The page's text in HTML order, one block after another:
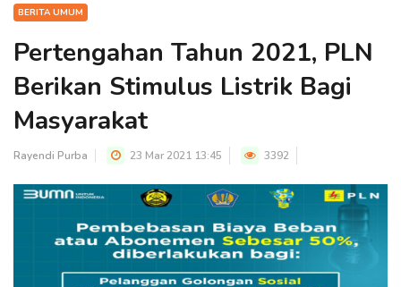
BERITA UMUM
Pertengahan Tahun 2021, PLN
Berikan Stimulus Listrik Bagi
Masyarakat
Rayendi Purba 23 Mar 2021 13:45 3392